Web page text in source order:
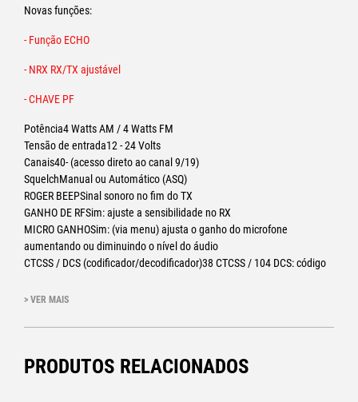
Novas funções:
- Função ECHO
- NRX RX/TX ajustável
- CHAVE PF
Potência4 Watts AM / 4 Watts FM
Tensão de entrada12 - 24 Volts
Canais40- (acesso direto ao canal 9/19)
SquelchManual ou Automático (ASQ)
ROGER BEEPSinal sonoro no fim do TX
GANHO DE RFSim: ajuste a sensibilidade no RX
MICRO GANHOSim: (via menu) ajusta o ganho do microfone
aumentando ou diminuindo o nível do áudio
CTCSS / DCS (codificador/decodificador)38 CTCSS / 104 DCS: código
Filtros NB/ANLSim: filtros de ruídoFiltros
NRCSim: redução de ruído RX/TX - 5 níveis ajustáveisFunção
TOTSim: temporizador de tempo limite de emissãoFunção
> VER MAIS
PRODUTOS RELACIONADOS